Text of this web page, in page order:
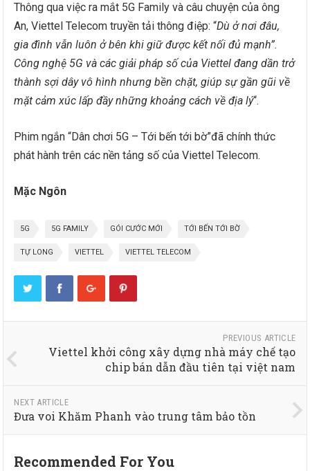
Thông qua việc ra mắt 5G Family và câu chuyện của ông
An, Viettel Telecom truyền tải thông điệp: “Dù ở nơi đâu,
gia đình vẫn luôn ở bên khi giữ được kết nối đủ mạnh”.
Công nghệ 5G và các giải pháp số của Viettel đang dần trở
thành sợi dây vô hình nhưng bền chặt, giúp sự gần gũi về
mặt cảm xúc lấp đầy những khoảng cách về địa lý“.
Phim ngắn “Dân chơi 5G – Tới bến tới bờ”đã chính thức
phát hành trên các nền tảng số của Viettel Telecom.
Mặc Ngôn
5G 5G FAMILY GÓI CƯỚC MỚI TỚI BẾN TỚI BỜ
TỰ LONG VIETTEL VIETTEL TELECOM
PREVIOUS ARTICLE
Viettel khởi công xây dựng nhà máy chế tạo
chip bán dẫn đầu tiên tại việt nam
NEXT ARTICLE
Đưa voi Khăm Phanh vào trung tâm bảo tồn
Recommended For You